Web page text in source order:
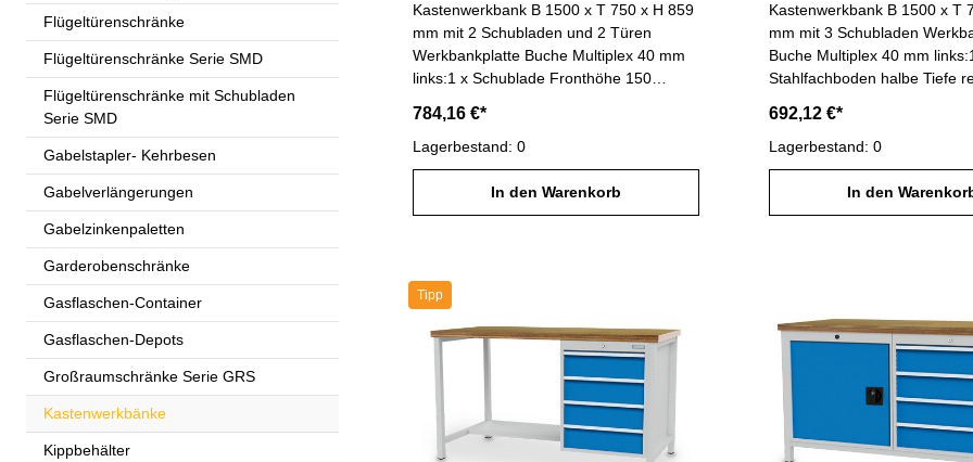
Flügeltürenschränke
Flügeltürenschränke Serie SMD
Flügeltürenschränke mit Schubladen
Serie SMD
Gabelstapler- Kehrbesen
Gabelverlängerungen
Gabelzinkenpaletten
Garderobenschränke
Gasflaschen-Container
Gasflaschen-Depots
Großraumschränke Serie GRS
Kastenwerkbänke
Kippbehälter
Kastenwerkbank B 1500 x T 750 x H 859
mm mit 2 Schubladen und 2 Türen
Werkbankplatte Buche Multiplex 40 mm
links:1 x Schublade Fronthöhe 150
Tragfähigkeit 100 kgSchubladennutzmaß
R 24-24: 600 x 600 mm1 x Flügeltüre
450 mm rechts:1 x Schublade Fronthöhe
150 mmmit Vollauszug (VA) 100 %,
Tragfähigkeit 100 kgSchubladennutzmaß
B 1500 x T 750 x H 859 mm Gehäuse
lichtgrau RAL 7035 / Blenden lichtblau
RAL 5012
784,16 €*
Lagerbestand: 0
In den Warenkorb
Kastenwerkbank B 1500 x T
mm mit 3 Schubladen
Buche Multiplex 40 mm
Stahlfachboden halbe Tiefe
Vollauszug (VA) 100 %,
kgSchubladennutzmaß R 18-
600 mm Gesamtbelastung
B 1500 x T 750 x H 859 mm Gehäuse
lichtgrau RAL 7035 / Blenden
692,12 €*
Lagerbestand: 0
In den
Tipp